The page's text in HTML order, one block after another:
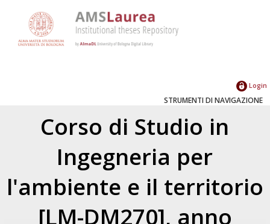
Login
STRUMENTI DI NAVIGAZIONE
Corso di Studio in
Ingegneria per
l'ambiente e il territorio
[LM-DM270], anno